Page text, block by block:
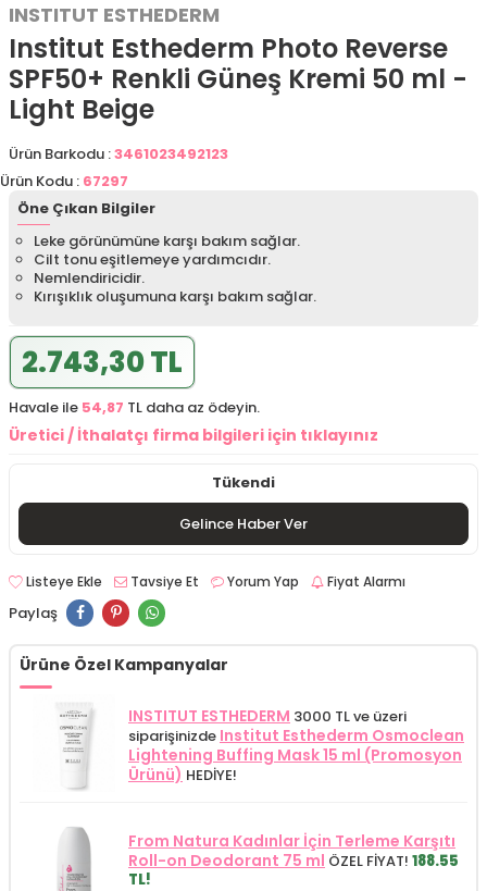
INSTITUT ESTHEDERM
Institut Esthederm Photo Reverse
SPF50+ Renkli Güneş Kremi 50 ml -
Light Beige
Ürün Barkodu :3461023492123
Ürün Kodu : 67297
Öne Çıkan Bilgiler
Leke görünümüne karşı bakım sağlar.
Cilt tonu eşitlemeye yardımcıdır.
Nemlendiricidir.
Kırışıklık oluşumuna karşı bakım sağlar.
2.743,30 TL
Havale ile 54,87 TL daha az ödeyin.
Üretici / İthalatçı firma bilgileri için tıklayınız
Tükendi
Gelince Haber Ver
Listeye Ekle Tavsiye Et Yorum Yap Fiyat Alarmı
Paylaş
Ürüne Özel Kampanyalar
INSTITUT ESTHEDERM 3000 TL ve üzeri
siparişinizde Institut Esthederm Osmoclean
Lightening Buffing Mask 15 ml (Promosyon
Ürünü) HEDİYE!
From Natura Kadınlar İçin Terleme Karşıtı
Roll-on Deodorant 75 ml ÖZEL FİYAT! 188.55
TL!